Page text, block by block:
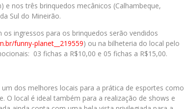
e nos três brinquedos mecânicos (Calhambeque,
Sul do Mineirão.
ingressos para os brinquedos serão vendidos
funny-planet__219559) ou na bilheteria do local pelo
03 fichas a R$10,00 e 05 fichas a R$15,00.
dos melhores locais para a prática de esportes como
O local é ideal também para a realização de shows e